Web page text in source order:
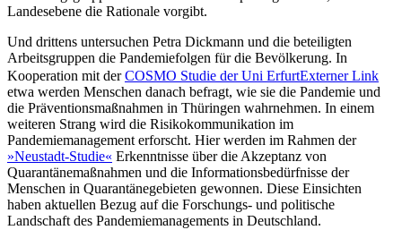
Landesebene die Rationale vorgibt.
Und drittens untersuchen Petra Dickmann und die beteiligten
Arbeitsgruppen die Pandemiefolgen für die Bevölkerung. In
Kooperation mit derCOSMO Studie der Uni ErfurtExterner Link
etwa werden Menschen danach befragt, wie sie die Pandemie und
die Präventionsmaßnahmen in Thüringen wahrnehmen. In einem
weiteren Strang wird die Risikokommunikation im
Pandemiemanagement erforscht. Hier werden im Rahmen der
»Neustadt-Studie« Erkenntnisse über die Akzeptanz von
Quarantänemaßnahmen und die Informationsbedürfnisse der
Menschen in Quarantänegebieten gewonnen. Diese Einsichten
haben aktuellen Bezug auf die Forschungs- und politische
Landschaft des Pandemiemanagements in Deutschland.